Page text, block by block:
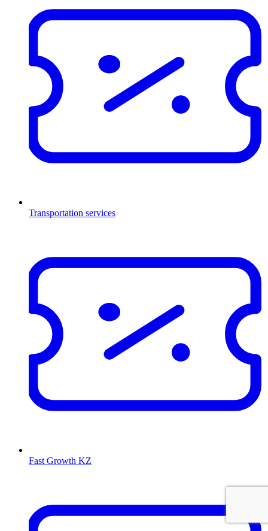
Transportation services
Fast Growth KZ